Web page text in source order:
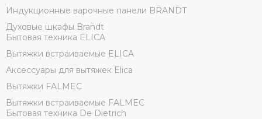
Индукционные варочные панели BRANDT
Духовые шкафы Brandt
Бытовая техника ELICA
Вытяжки встраиваемые ELICA
Аксессуары для вытяжек Elica
Вытяжки FALMEC
Вытяжки встраиваемые FALMEC
Бытовая техника De Dietrich